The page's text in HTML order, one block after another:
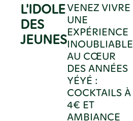
L'IDOLE
DES
JEUNES
VENEZ VIVRE
UNE
EXPÉRIENCE
INOUBLIABLE
AU CŒUR
DES ANNÉES
YÉYÉ :
COCKTAILS À
4€ ET
AMBIANCE